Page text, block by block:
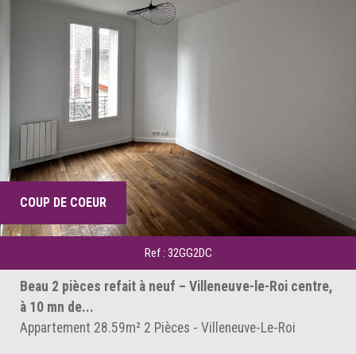
COUP DE COEUR
Ref : 32GG2DC
Beau 2 pièces refait à neuf – Villeneuve-le-Roi centre,
à 10 mn de...
Appartement 28.59m² 2 Pièces - Villeneuve-Le-Roi